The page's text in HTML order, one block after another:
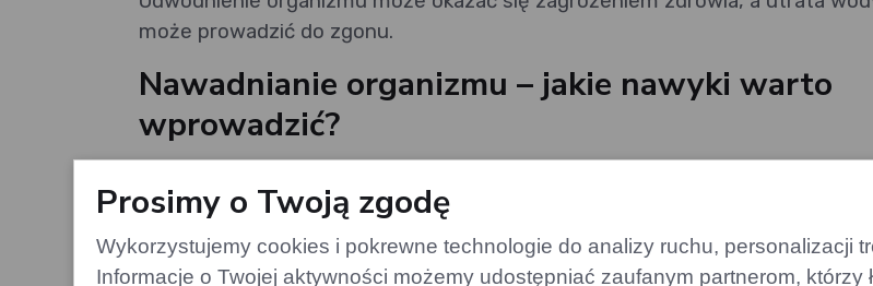
może prowadzić do zgonu.
Nawadnianie organizmu – jakie nawyki warto
wprowadzić?
Przede wszystkim warto mieć szklankę lub butelkę wody w zasięgu ręki. W
będziesz zapominał o nawadnianiu się. Dobrym pomysłem jest zabieranie
także dostosuj ilość spożywanej wody do temperatury powietrza – w upalne
Prosimy o Twoją zgodę
Wykorzystujemy cookies i pokrewne technologie do analizy ruchu, personalizacji
Informacje o Twojej aktywności możemy udostępniać zaufanym partnerom, którzy